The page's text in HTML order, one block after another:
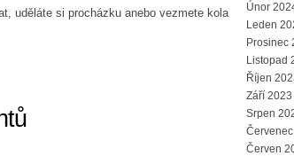
uděláte si procházku anebo vezmete kola
Únor
Leden
Prosinec
Listopad
Říjen
Září 2023
Srpen
Červen